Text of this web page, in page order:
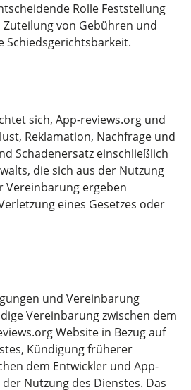
Rolle Feststellung
von Gebühren und
Schiedsgerichtsbarkeit.
sich, App-reviews.org und
Reklamation, Nachfrage und
Schadenersatz einschließlich
die sich aus der Nutzung
Vereinbarung ergeben
eines Gesetzes oder
und Vereinbarung
Vereinbarung zwischen dem
Website in Bezug auf
Kündigung früherer
dem Entwickler und App-
Nutzung des Dienstes. Das